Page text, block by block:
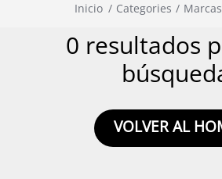
Inicio Categories Marcas
0 resultados
VOLVER AL